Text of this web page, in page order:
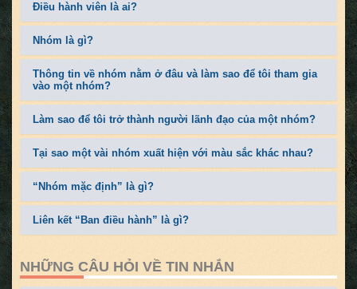
Điều hành viên là ai?
Nhóm là gì?
Thông tin về nhóm nằm ở đâu và làm sao để tôi tham gia
vào một nhóm?
Làm sao để tôi trở thành người lãnh đạo của một nhóm?
Tại sao một vài nhóm xuất hiện với màu sắc khác nhau?
“Nhóm mặc định” là gì?
Liên kết “Ban điều hành” là gì?
NHỮNG CÂU HỎI VỀ TIN NHẮN